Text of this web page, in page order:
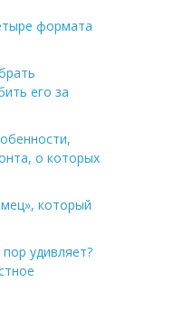
формата
его за
о которых
который
удивляет?